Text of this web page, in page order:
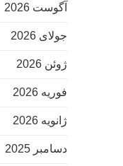
آگوست 2026
جولای 2026
ژوئن 2026
فوریه 2026
ژانویه 2026
دسامبر 2025